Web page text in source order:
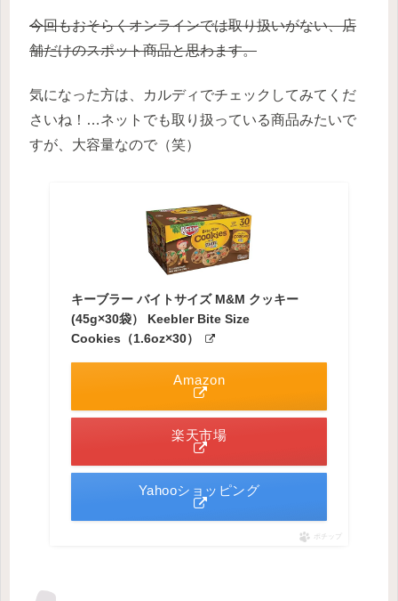
今回もおそらくオンラインでは取り扱いがない、店
舗だけのスポット商品と思わます。
気になった方は、カルディでチェックしてみてくだ
さいね！…ネットでも取り扱っている商品みたいで
すが、大容量なので（笑）
キーブラー バイトサイズ M&M クッキー
(45g×30袋） Keebler Bite Size
Cookies（1.6oz×30）
Amazon
楽天市場
Yahooショッピング
ポチップ